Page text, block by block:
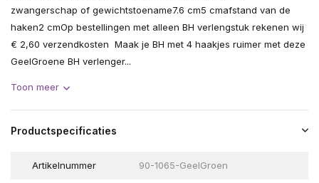
zwangerschap of gewichtstoename7.6 cm5 cmafstand van de
haken2 cmOp bestellingen met alleen BH verlengstuk rekenen wij
€ 2,60 verzendkosten Maak je BH met 4 haakjes ruimer met deze
GeelGroene BH verlenger...
Toon meer
Productspecificaties
Artikelnummer 90-1065-GeelGroen